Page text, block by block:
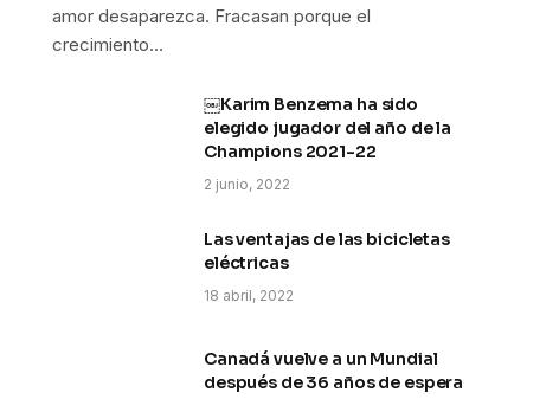
amor desaparezca. Fracasan porque el
crecimiento…
￼Karim Benzema ha sido
elegido jugador del año de la
Champions 2021-22
2 junio, 2022
Las ventajas de las bicicletas
eléctricas
18 abril, 2022
Canadá vuelve a un Mundial
después de 36 años de espera